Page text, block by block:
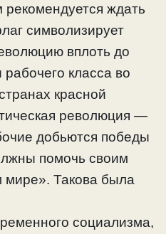
рекомендуется ждать
символизирует
вплоть до
класса во
красной
революция —
добьются победы
помочь своим
мире». Такова была
социализма,